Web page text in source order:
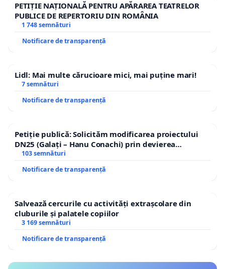
PETIȚIE NAȚIONALĂ PENTRU APĂRAREA TEATRELOR
PUBLICE DE REPERTORIU DIN ROMÂNIA
1 748 semnături
Notificare de transparență
Lidl: Mai multe cărucioare mici, mai puține mari!
7 semnături
Notificare de transparență
Petiție publică: Solicităm modificarea proiectului
DN25 (Galați – Hanu Conachi) prin devierea
traseului în afara localităților!
103 semnături
Notificare de transparență
Salvează cercurile cu activități extrașcolare din
cluburile și palatele copiilor
3 169 semnături
Notificare de transparență